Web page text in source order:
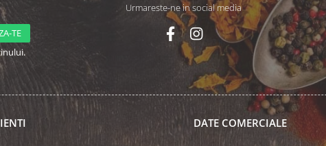
Urmareste-ne in social media
DATE COMERCIALE